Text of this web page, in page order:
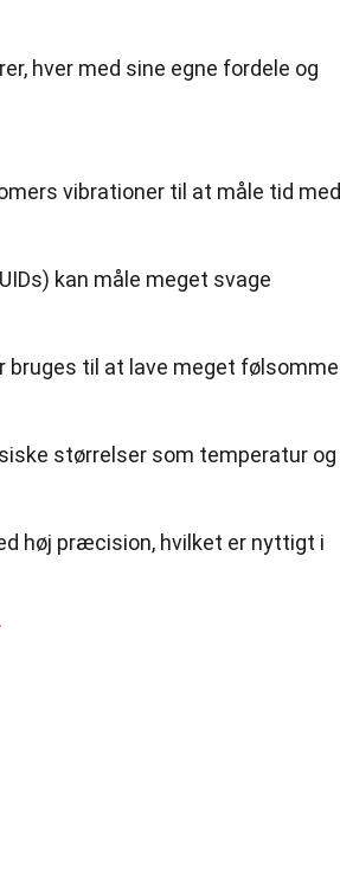
hver med sine egne fordele og
vibrationer til at måle tid med
kan måle meget svage
bruges til at lave meget følsomme
størrelser som temperatur og
høj præcision, hvilket er nyttigt i